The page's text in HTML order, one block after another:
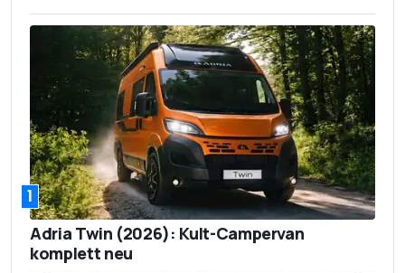
1
Adria Twin (2026): Kult-Campervan
komplett neu